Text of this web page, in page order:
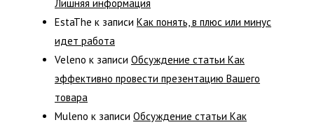
Лишняя информация
EstaThe к записи Как понять, в плюс или минус
идет работа
Veleno к записи Обсуждение статьи Как
эффективно провести презентацию Вашего
товара
Muleno к записи Обсуждение статьи Как